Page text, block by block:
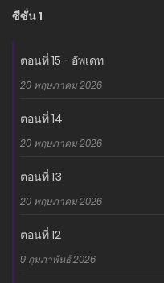
ซีซั่น 1
ตอนที่ 15 - อัพเดท
20 พฤษภาคม 2026
ตอนที่ 14
20 พฤษภาคม 2026
ตอนที่ 13
20 พฤษภาคม 2026
ตอนที่ 12
9 กุมภาพันธ์ 2026